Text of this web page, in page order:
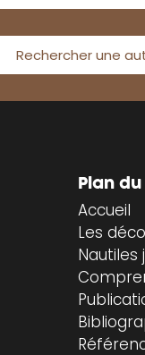
Rechercher une
Plan
Accueil
Les
Nautiles